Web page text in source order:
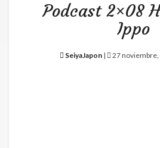
Podcast 2×08
Ippo
SeiyaJapon | 27 noviembre,